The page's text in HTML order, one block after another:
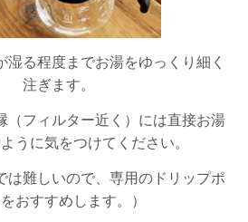
湿る程度までお湯をゆっくり細く
注ぎます。
（フィルター近く）には直接お湯
うに気をつけてください。
は難しいので、専用のドリップポ
おすすめします。）